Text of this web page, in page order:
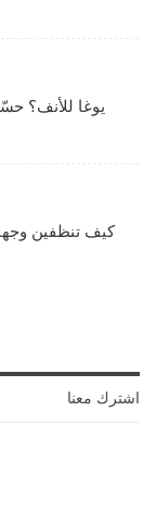
يوغا للأنف؟
كيف تنظفين
اشترك معنا